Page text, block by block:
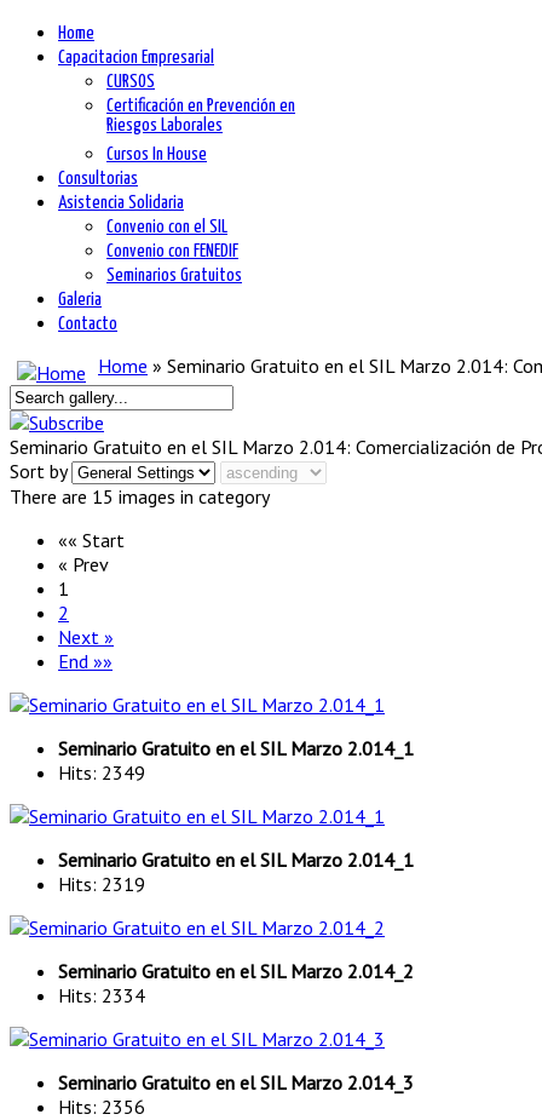
Home
Capacitacion Empresarial
CURSOS
Certificación en Prevención en
Riesgos Laborales
Cursos In House
Consultorias
Asistencia Solidaria
Convenio con el SIL
Convenio con FENEDIF
Seminarios Gratuitos
Galeria
Contacto
Home » Seminario Gratuito en el SIL Marzo 2.014:
Seminario Gratuito en el SIL Marzo 2.014: Comercialización de
Sort by
There are 15 images in category
«« Start
« Prev
1
2
Next »
End »»
Seminario Gratuito en el SIL Marzo 2.014_1
Hits: 2349
Seminario Gratuito en el SIL Marzo 2.014_1
Hits: 2319
Seminario Gratuito en el SIL Marzo 2.014_2
Hits: 2334
Seminario Gratuito en el SIL Marzo 2.014_3
Hits: 2356